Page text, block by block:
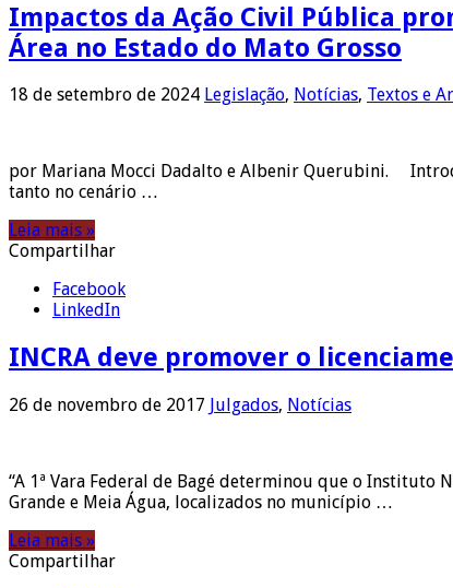
Impactos da Ação Civil Pública
Área no Estado do Mato Grosso
18 de setembro de 2024 Legislação, Notícias, Textos e
por Mariana Mocci Dadalto e Albenir Querubini.
tanto no cenário …
Leia mais »
Compartilhar
Facebook
LinkedIn
INCRA deve promover o
26 de novembro de 2017 Julgados, Notícias
“A 1ª Vara Federal de Bagé determinou que o Instituto
Grande e Meia Água, localizados no município …
Leia mais »
Compartilhar